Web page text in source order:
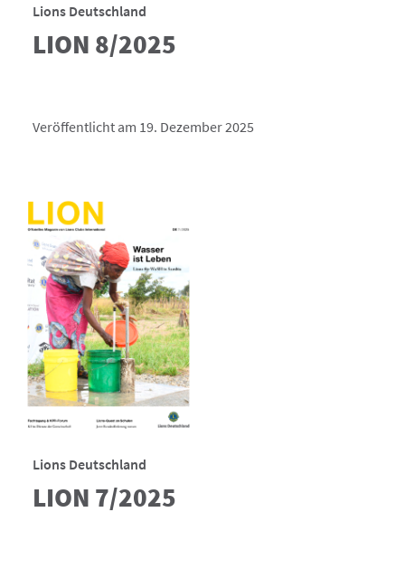
Lions Deutschland
LION 8/2025
Veröffentlicht am 19. Dezember 2025
Lions Deutschland
LION 7/2025